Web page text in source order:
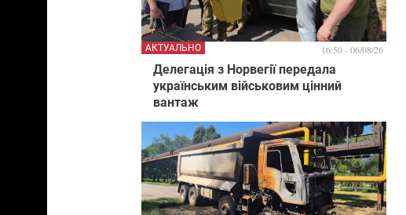
Делегація з Норвегії передала
українським військовим цінний
вантаж
АКТУАЛЬНО 16:50 - 06/08/26